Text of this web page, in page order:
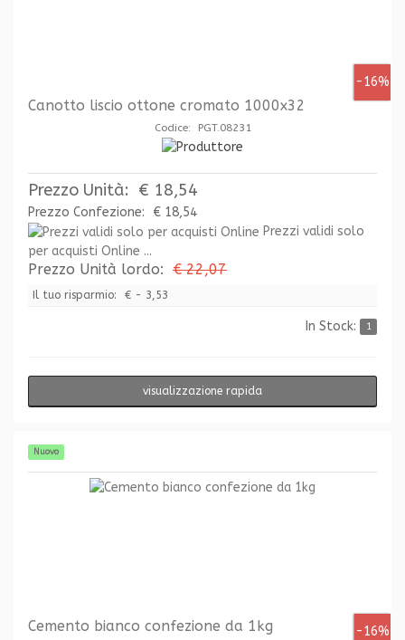
-16%
Canotto liscio ottone cromato 1000x32
Codice: PGT.08231
Prezzo Unità: € 18,54
Prezzo Confezione:
€ 18,54
Prezzi validi solo
per acquisti Online ...
Prezzo Unità lordo: € 22,07
Il tuo risparmio: € - 3,53
In Stock: 1
visualizzazione rapida
Nuovo
-16%
Cemento bianco confezione da 1kg